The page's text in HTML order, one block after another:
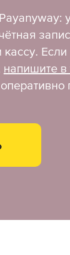
кассу.
напишите в